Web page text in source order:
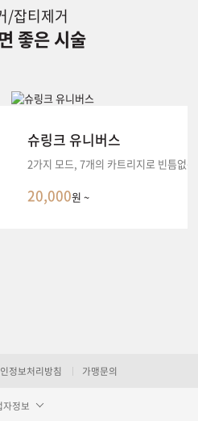
/잡티제거
좋은 시술
슈링크 유니버스
2가지 모드, 7개의 카트리지로 빈틈없
20,000원 ~
정보처리방침 가맹문의
자정보